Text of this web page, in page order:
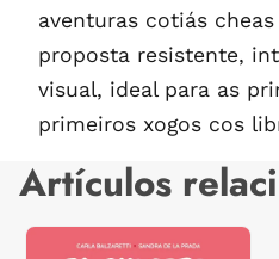
aventuras cotiás
proposta resistente,
visual, ideal para as
primeiros xogos cos
Artículos